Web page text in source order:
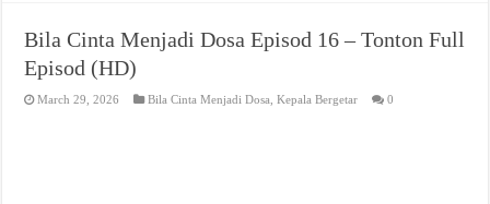
Bila Cinta Menjadi Dosa Episod 16 – Tonton Full
Episod (HD)
March 29, 2026 Bila Cinta Menjadi Dosa ,Kepala Bergetar 0